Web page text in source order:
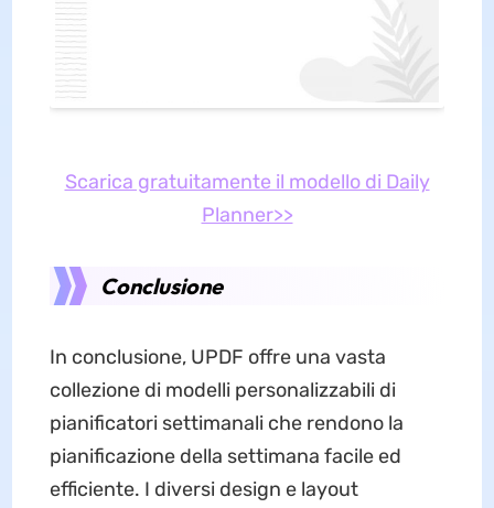
Scarica gratuitamente il modello di Daily
Planner>>
Conclusione
In conclusione, UPDF offre una vasta
collezione di modelli personalizzabili di
pianificatori settimanali che rendono la
pianificazione della settimana facile ed
efficiente. I diversi design e layout